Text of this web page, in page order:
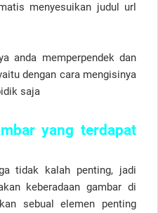
menyesuikan judul url
anda memperpendek dan
dengan cara mengisinya
saja
yang terdapat
tidak kalah penting, jadi
keberadaan gambar di
sebual elemen penting